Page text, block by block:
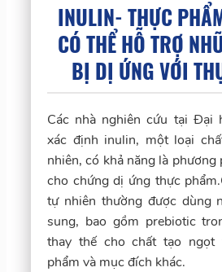
INULIN- THỰC
CÓ THỂ HỖ TRỢ
BỊ DỊ ỨNG VỚI
Các nhà nghiên cứu tại Đại
xác định inulin, một loại
nhiên, có khả năng là
cho chứng dị ứng thực
tự nhiên thường được dùng
sung, bao gồm prebiotic
thay thế cho chất tạo ngọt
phẩm và mục đích khác.